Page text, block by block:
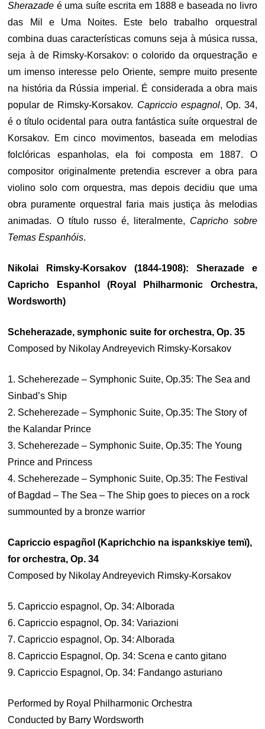
Sherazade é uma suíte escrita em 1888 e baseada no livro
das Mil e Uma Noites. Este belo trabalho orquestral
combina duas características comuns seja à música russa,
seja à de Rimsky-Korsakov: o colorido da orquestração e
um imenso interesse pelo Oriente, sempre muito presente
na história da Rússia imperial. É considerada a obra mais
popular de Rimsky-Korsakov. Capriccio espagnol, Op. 34,
é o título ocidental para outra fantástica suíte orquestral de
Korsakov. Em cinco movimentos, baseada em melodias
folclóricas espanholas, ela foi composta em 1887. O
compositor originalmente pretendia escrever a obra para
violino solo com orquestra, mas depois decidiu que uma
obra puramente orquestral faria mais justiça às melodias
animadas. O título russo é, literalmente, Capricho sobre
Temas Espanhóis.
Nikolai Rimsky-Korsakov (1844-1908): Sherazade e
Capricho Espanhol (Royal Philharmonic Orchestra,
Wordsworth)
Scheherazade, symphonic suite for orchestra, Op. 35
Composed by Nikolay Andreyevich Rimsky-Korsakov
1. Scheherezade – Symphonic Suite, Op.35: The Sea and
Sinbad’s Ship
2. Scheherezade – Symphonic Suite, Op.35: The Story of
the Kalandar Prince
3. Scheherezade – Symphonic Suite, Op.35: The Young
Prince and Princess
4. Scheherezade – Symphonic Suite, Op.35: The Festival
of Bagdad – The Sea – The Ship goes to pieces on a rock
summounted by a bronze warrior
Capriccio espagñol (Kaprichchio na ispankskiye temï),
for orchestra, Op. 34
Composed by Nikolay Andreyevich Rimsky-Korsakov
5. Capriccio espagnol, Op. 34: Alborada
6. Capriccio espagnol, Op. 34: Variazioni
7. Capriccio espagnol, Op. 34: Alborada
8. Capriccio Espagnol, Op. 34: Scena e canto gitano
9. Capriccio Espagnol, Op. 34: Fandango asturiano
Performed by Royal Philharmonic Orchestra
Conducted by Barry Wordsworth